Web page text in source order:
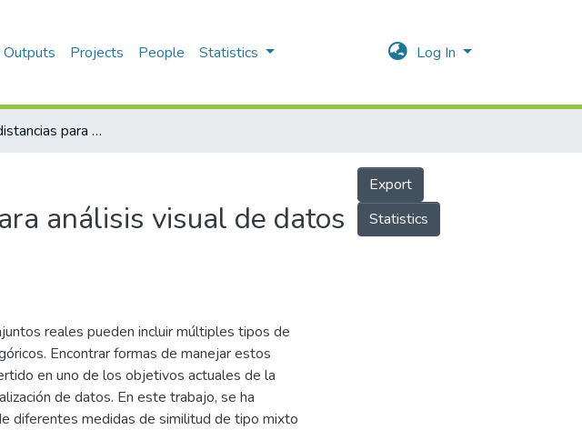
Outputs Projects People Statistics Log In
Estudio de distancias para datos mixtos para análisis visual de datos multidimensionales
análisis visual de datos
Export
Statistics
reales pueden incluir múltiples tipos de
Encontrar formas de manejar estos
en uno de los objetivos actuales de la
de datos. En este trabajo, se ha
diferentes medidas de similitud de tipo mixto